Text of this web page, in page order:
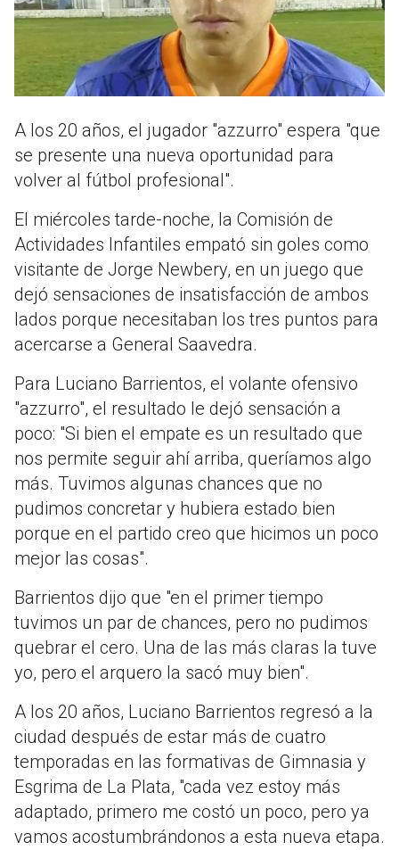
A los 20 años, el jugador "azzurro" espera "que
se presente una nueva oportunidad para
volver al fútbol profesional".
El miércoles tarde-noche, la Comisión de
Actividades Infantiles empató sin goles como
visitante de Jorge Newbery, en un juego que
dejó sensaciones de insatisfacción de ambos
lados porque necesitaban los tres puntos para
acercarse a General Saavedra.
Para Luciano Barrientos, el volante ofensivo
"azzurro", el resultado le dejó sensación a
poco: "Si bien el empate es un resultado que
nos permite seguir ahí arriba, queríamos algo
más. Tuvimos algunas chances que no
pudimos concretar y hubiera estado bien
porque en el partido creo que hicimos un poco
mejor las cosas".
Barrientos dijo que "en el primer tiempo
tuvimos un par de chances, pero no pudimos
quebrar el cero. Una de las más claras la tuve
yo, pero el arquero la sacó muy bien".
A los 20 años, Luciano Barrientos regresó a la
ciudad después de estar más de cuatro
temporadas en las formativas de Gimnasia y
Esgrima de La Plata, "cada vez estoy más
adaptado, primero me costó un poco, pero ya
vamos acostumbrándonos a esta nueva etapa.